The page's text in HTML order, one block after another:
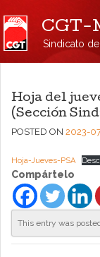
CGT-
Sindicato
Hoja del
(Sección
POSTED ON 2023-
Hoja-Jueves-PSA
Compártelo
This entry was